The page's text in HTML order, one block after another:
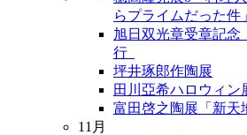
らプライムだった件」
旭日双光章受章記
行_
坪井琢郎作陶展
田川亞希ハロウィン
富田啓之陶展「新天
11月